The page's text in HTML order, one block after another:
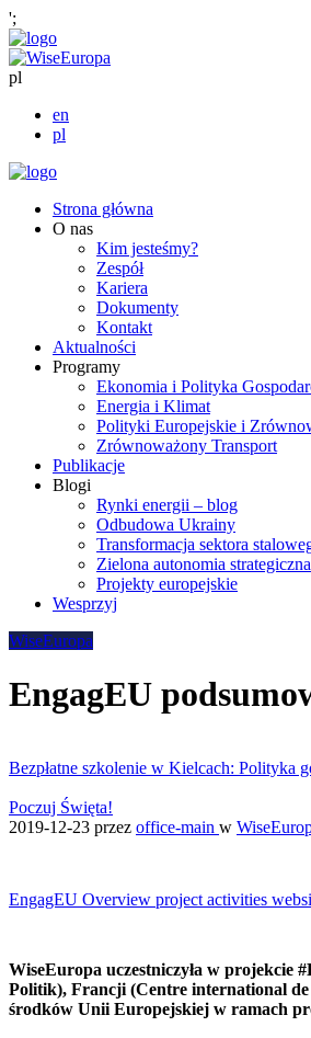
';
pl
en
pl
Strona główna
O nas
Kim jesteśmy?
Zespół
Kariera
Dokumenty
Kontakt
Aktualności
Programy
Ekonomia i Polityka
Energia i Klimat
Polityki Europejskie i
Zrównoważony Transport
Publikacje
Blogi
Rynki energii – blog
Odbudowa Ukrainy
Transformacja sektora
Zielona autonomia strategiczna
Projekty europejskie
Wesprzyj
WiseEuropa
EngagEU
Bezpłatne szkolenie w Kielcach: Polityka
Poczuj Święta!
2019-12-23 przez office-main w
EngagEU Overview project activities
WiseEuropa uczestniczyła w projekcie
Politik), Francji (Centre international de
środków Unii Europejskiej w ramach